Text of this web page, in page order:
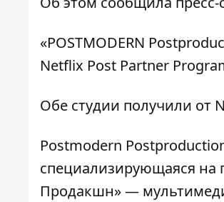
«POSTMODERN
Netflix Post Partner
Обе студии получили от
Postmodern
специализирующаяся на
Продакшн» —